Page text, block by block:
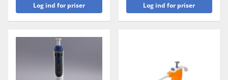
Log ind for priser Log ind for priser